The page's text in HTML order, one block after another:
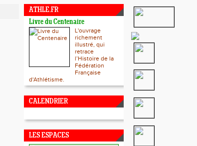
ATHLE.FR
Livre du Centenaire
L'ouvrage
richement
illustré, qui
retrace
l’Histoire de la
Fédération
Française
d'Athlétisme.
CALENDRIER
LES ESPACES